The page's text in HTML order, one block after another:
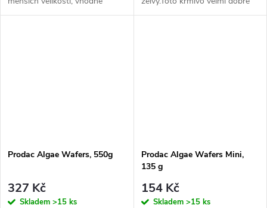
zvláště pro malé druhy cichlid....
přijímají obojživelníci.Nekalí...
Prodac Algae Wafers, 550g
327 Kč
Skladem >15 ks
Prodac Algae Wafers Mini,
135 g
154 Kč
Skladem >15 ks